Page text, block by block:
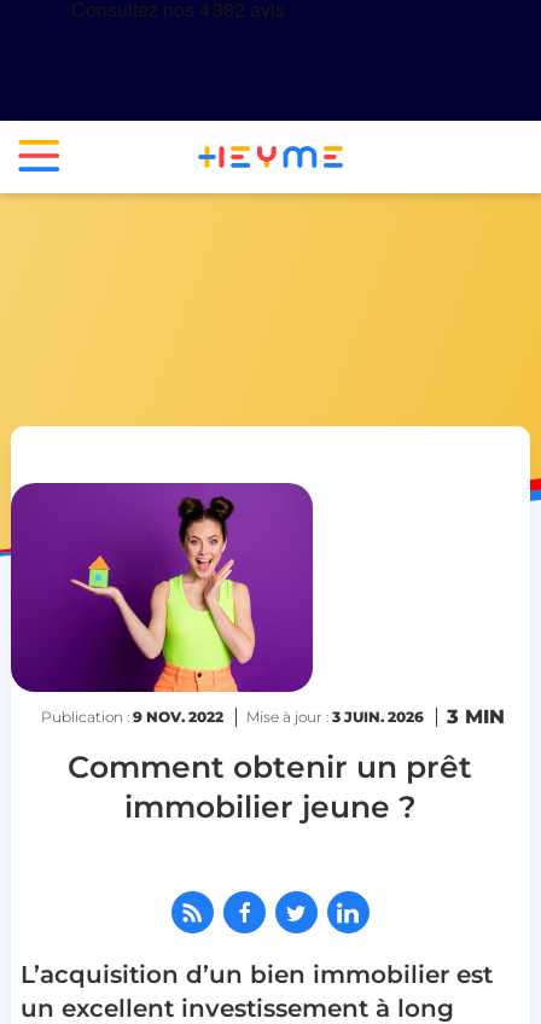
Publication : 9 NOV. 2022 Mise à jour : 3 JUIN. 2026 3 MIN
Comment obtenir un prêt
immobilier jeune ?
L’acquisition d’un bien immobilier est
un excellent investissement à long